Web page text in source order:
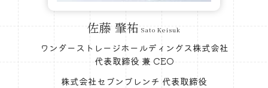
佐藤 肇祐 Sato Keisuk
ワンダーストレージホールディングス株式会社
代表取締役 兼 CEO
株式会社セブンブレンチ 代表取締役